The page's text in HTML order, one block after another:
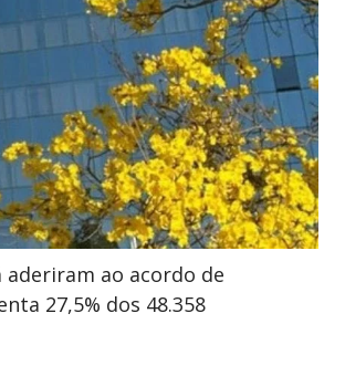
aderiram ao acordo de
27,5% dos 48.358